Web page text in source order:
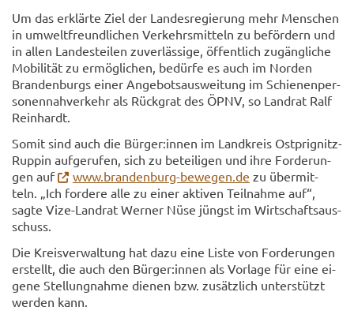
Um das er­klär­te Ziel der Lan­des­re­gie­rung mehr Men­schen
in um­welt­freund­li­chen Ver­kehrs­mit­teln zu be­för­dern und
in allen Lan­des­tei­len zu­ver­läs­si­ge, öf­fent­lich zu­gäng­li­che
Mo­bi­li­tät zu er­mög­li­chen, be­dür­fe es auch im Nor­den
Bran­den­burgs einer An­ge­bots­aus­wei­tung im Schie­nen­per­
so­nen­nah­ver­kehr als Rück­grat des ÖPNV, so Land­rat Ralf
Rein­hardt.
Somit sind auch die Bür­ger:innen im Land­kreis Ostprignitz-​
Ruppin auf­ge­ru­fen, sich zu be­tei­li­gen und ihre For­de­run­
gen auf
www.brandenburg-​bewegen.de zu über­mit­
teln. „Ich for­de­re alle zu einer ak­ti­ven Teil­nah­me auf“,
sagte Vize-​Landrat Wer­ner Nüse jüngst im Wirt­schafts­aus­
schuss.
Die Kreis­ver­wal­tung hat dazu eine Liste von For­de­run­gen
er­stellt, die auch den Bür­ger:innen als Vor­la­ge für eine ei­
ge­ne Stel­lung­nah­me die­nen bzw. zu­sätz­lich un­ter­stützt
wer­den kann.